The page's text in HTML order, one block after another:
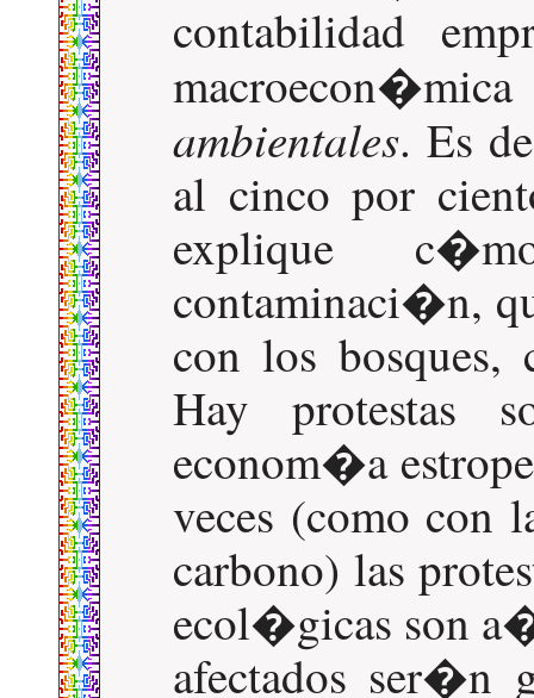
contabilidad
ambientales. Es
al cinco por
explique
contaminaci�n,
con los
Hay protestas
econom�a
veces (como con
carbono) las
ecol�gicas son
afectados ser�n